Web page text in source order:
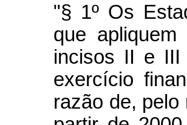
"§ 1º Os
que
incisos II e III
exercício
razão de,